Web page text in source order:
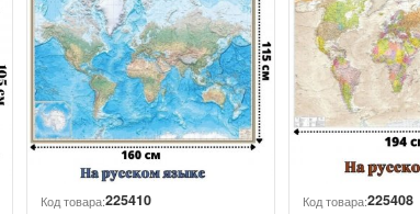
Код товара:225410 Код товара:225408